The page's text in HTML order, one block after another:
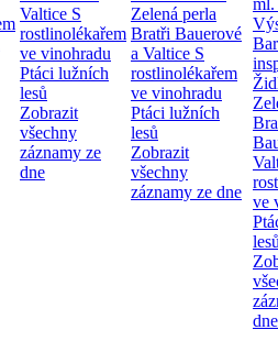
Valtice S
rostlinolékařem
ve vinohradu
Ptáci lužních
lesů
Zobrazit
všechny
záznamy ze
dne
Zelená perla
Bratři Bauerové
a Valtice S
rostlinolékařem
ve vinohradu
Ptáci lužních
lesů
Zobrazit
všechny
záznamy ze dne
ml.
ve
dne